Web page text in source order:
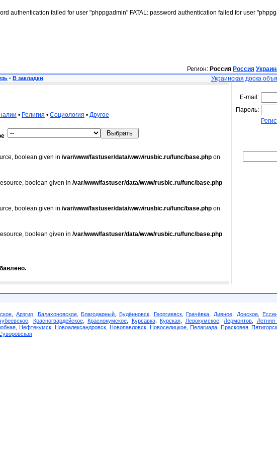
authentication failed for user "phppgadmin" FATAL: password authentication failed for user
Регион: Россия Россия
• В закладки Украинская доска
• Религия • Социология • Другое
boolean given in /var/www/fastuser/data/www/rusbic.ru/func/base.php on
boolean given in /var/www/fastuser/data/www/rusbic.ru/func/base.php
boolean given in /var/www/fastuser/data/www/rusbic.ru/func/base.php on
boolean given in /var/www/fastuser/data/www/rusbic.ru/func/base.php
E-mail:
Пароль:
Арзгир, Балахоновское,Благодарный ,Будённовск Георгиевск,Грачёвка Дивное Донское,
Красногвардейское, Краснокумское Курсавка, Курская Левокумское, Лермонтов
,Нефтекумск ,Новоалександровск ,Новопавловск Новоселицкое, Пелагиада, Прасковея,Пятигорск